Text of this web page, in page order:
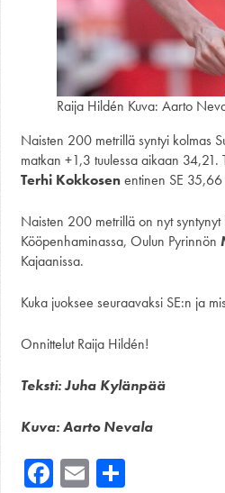
Raija Hildén Kuva: Aarto
Naisten 200 metrillä syntyi kolmas
matkan +1,3 tuulessa aikaan 34,21.
Terhi Kokkosenentinen SE
Naisten 200 metrillä on nyt syntynyt
Kööpenhaminassa, Oulun Pyrinnön
Kajaanissa.
Kuka juoksee seuraavaksi SE:n ja
Onnittelut Raija Hildén!
Teksti: Juha Kylänpää
Kuva: Aarto Nevala
Facebook
Email